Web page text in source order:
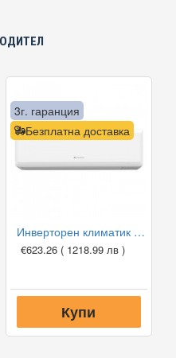
Безплатна доставка
3г. гаранция
Инверторен климатик Fuji Electric RSG09KPCA/ROG09KPCA, 9000 BTU, Клас A++
€623.26 ( 1218.99 лв )
Купи